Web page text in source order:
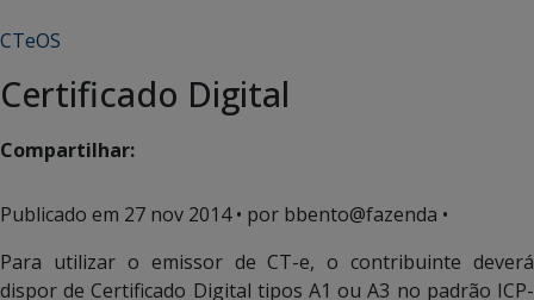
CTeOS
Certificado Digital
Compartilhar:
Publicado em 27 nov 2014• por bbento@fazenda •
Para utilizar o emissor de CT-e, o contribuinte deverá
dispor de Certificado Digital tipos A1 ou A3 no padrão ICP-